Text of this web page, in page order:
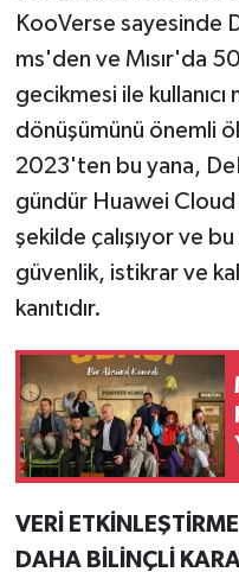
KooVerse sayesinde
ms'den ve Mısır'da
gecikmesi ile
dönüşümünü önemli
2023'ten bu yana,
gündür Huawei
şekilde çalışıyor ve
güvenlik, istikrar ve
kanıtıdır.
VERİ
DAHA BİLİNÇLİ